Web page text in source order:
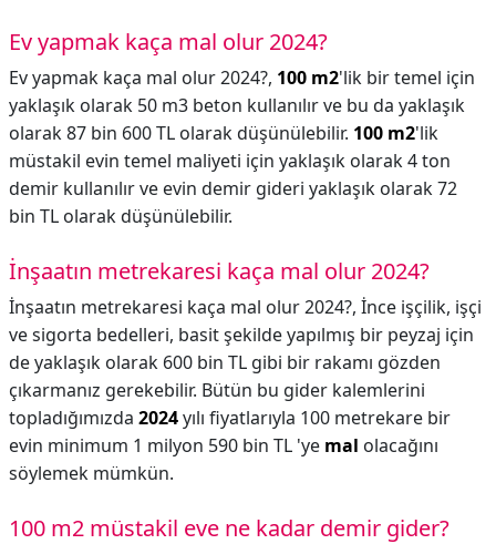
Ev yapmak kaça mal olur 2024?
Ev yapmak kaça mal olur 2024?, 100 m2'lik bir temel için
yaklaşık olarak 50 m3 beton kullanılır ve bu da yaklaşık
olarak 87 bin 600 TL olarak düşünülebilir. 100 m2'lik
müstakil evin temel maliyeti için yaklaşık olarak 4 ton
demir kullanılır ve evin demir gideri yaklaşık olarak 72
bin TL olarak düşünülebilir.
İnşaatın metrekaresi kaça mal olur 2024?
İnşaatın metrekaresi kaça mal olur 2024?, İnce işçilik, işçi
ve sigorta bedelleri, basit şekilde yapılmış bir peyzaj için
de yaklaşık olarak 600 bin TL gibi bir rakamı gözden
çıkarmanız gerekebilir. Bütün bu gider kalemlerini
topladığımızda 2024yılı fiyatlarıyla 100 metrekare bir
evin minimum 1 milyon 590 bin TL 'ye mal olacağını
söylemek mümkün.
100 m2 müstakil eve ne kadar demir gider?